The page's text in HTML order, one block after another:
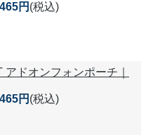
円 (税込)
ドオンフォンポーチ｜
円 (税込)